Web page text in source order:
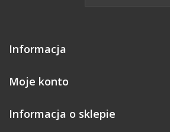
Informacja
Moje konto
Informacja o sklepie